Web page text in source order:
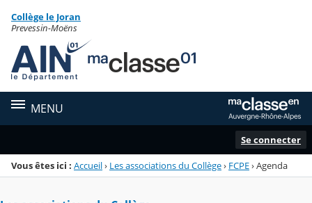
Menu de la rubrique
Contenu
Collège le Joran
Prevessin-Moëns
MENU
Se connecter
Vous êtes ici : Accueil› Les associations du Collège› FCPE›Agenda